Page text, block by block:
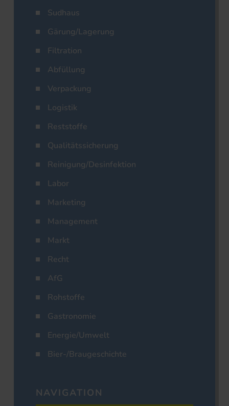
Sudhaus
Gärung/Lagerung
Filtration
Abfüllung
Verpackung
Logistik
Reststoffe
Qualitätssicherung
Reinigung/Desinfektion
Labor
Marketing
Management
Markt
Recht
AfG
Rohstoffe
Gastronomie
Energie/Umwelt
Bier-/Braugeschichte
NAVIGATION